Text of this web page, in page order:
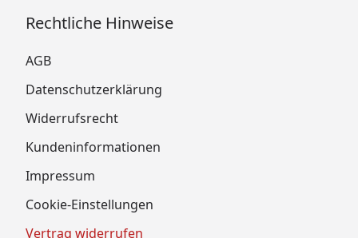
Rechtliche Hinweise
AGB
Datenschutzerklärung
Widerrufsrecht
Kundeninformationen
Impressum
Cookie-Einstellungen
Vertrag widerrufen